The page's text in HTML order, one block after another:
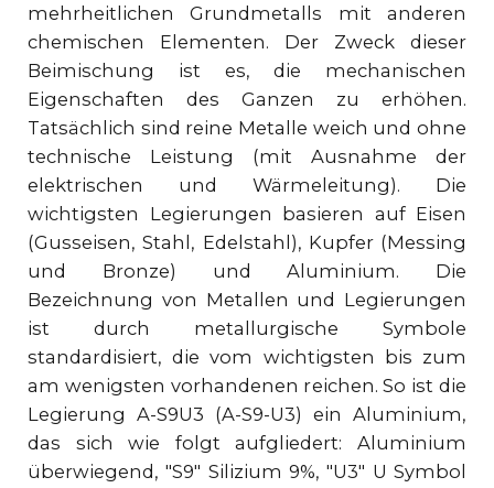
mehrheitlichen Grundmetalls mit anderen
chemischen Elementen. Der Zweck dieser
Beimischung ist es, die mechanischen
Eigenschaften des Ganzen zu erhöhen.
Tatsächlich sind reine Metalle weich und ohne
technische Leistung (mit Ausnahme der
elektrischen und Wärmeleitung). Die
wichtigsten Legierungen basieren auf Eisen
(Gusseisen, Stahl, Edelstahl), Kupfer (Messing
und Bronze) und Aluminium. Die
Bezeichnung von Metallen und Legierungen
ist durch metallurgische Symbole
standardisiert, die vom wichtigsten bis zum
am wenigsten vorhandenen reichen. So ist die
Legierung A-S9U3 (A-S9-U3) ein Aluminium,
das sich wie folgt aufgliedert: Aluminium
überwiegend, "S9" Silizium 9%, "U3" U Symbol